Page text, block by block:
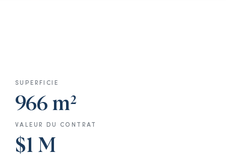
SUPERFICIE
966 m²
VALEUR DU CONTRAT
$1 M